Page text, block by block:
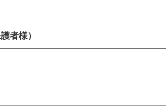
者様）